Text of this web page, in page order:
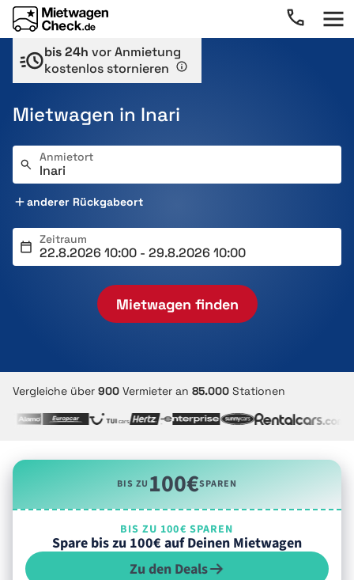
bis 24h vor Anmietung
kostenlos stornieren
Mietwagen in Inari
Anmietort
anderer Rückgabeort
Zeitraum
Mietwagen finden
Vergleiche über 900 Vermieter an 85.000 Stationen
BIS ZU100€SPAREN
BIS ZU 100€ SPAREN
Spare bis zu 100€ auf Deinen Mietwagen
Zu den Deals